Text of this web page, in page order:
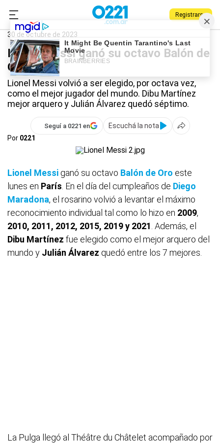
Registrarse
0221.com.ar
Lionel Messi
30 de octubre de 2023
Lionel Messi ganó su octavo Balón de
Oro
Lionel Messi volvió a ser elegido, por octava vez,
como el mejor jugador del mundo. Dibu Martínez
mejor arquero y Julián Álvarez quedó séptimo.
Seguí a 0221 en
Escuchá la nota
Por 0221
Lionel Messi ganó su octavo Balón de Oro este
lunes en París . En el día del cumpleaños de Diego
Maradona, el rosarino volvió a levantar el máximo
reconocimiento individual tal como lo hizo en 2009,
2010, 2011, 2012, 2015, 2019 y 2021 . Además, el
Dibu Martínez fue elegido como el mejor arquero del
mundo y Julián Álvarez quedó entre los 7 mejores.
La Pulga llegó al Théâtre du Châtelet acompañado por